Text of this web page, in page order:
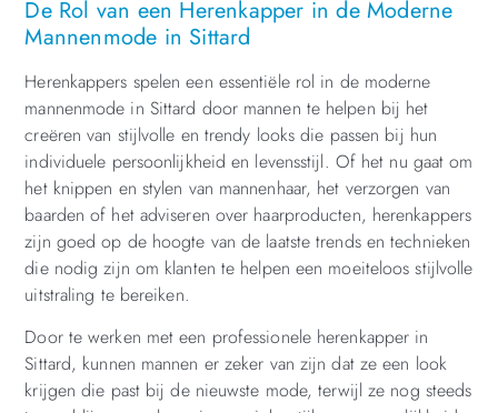
De Rol van een Herenkapper in de Moderne
Mannenmode in Sittard
Herenkappers spelen een essentiële rol in de moderne
mannenmode in Sittard door mannen te helpen bij het
creëren van stijlvolle en trendy looks die passen bij hun
individuele persoonlijkheid en levensstijl. Of het nu gaat om
het knippen en stylen van mannenhaar, het verzorgen van
baarden of het adviseren over haarproducten, herenkappers
zijn goed op de hoogte van de laatste trends en technieken
die nodig zijn om klanten te helpen een moeiteloos stijlvolle
uitstraling te bereiken.
Door te werken met een professionele herenkapper in
Sittard, kunnen mannen er zeker van zijn dat ze een look
krijgen die past bij de nieuwste mode, terwijl ze nog steeds